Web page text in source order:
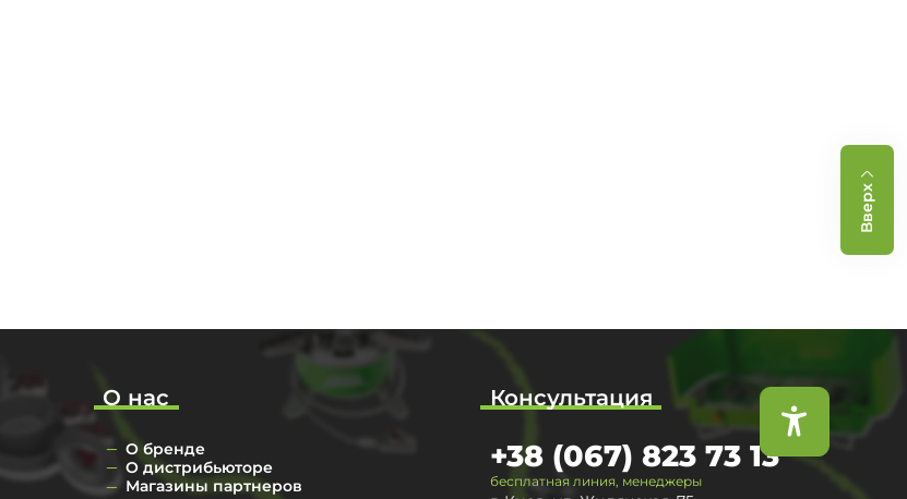
Вверх
О нас
О бренде
О дистрибьюторе
Магазины партнеров
Консультация
бесплатная линия, менеджеры
+38 (067) 823 73 13